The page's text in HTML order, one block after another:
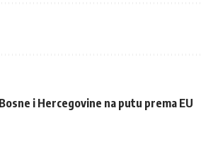
i Hercegovine na putu prema EU